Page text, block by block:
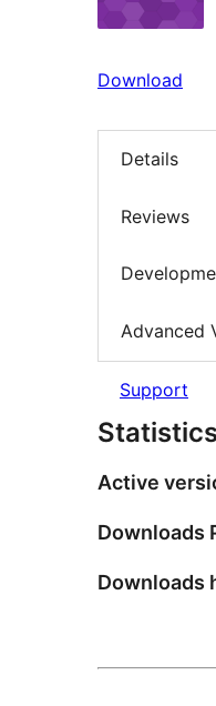
Download
Details
Reviews
Advanced
Support
Active
Downloads
Downloads